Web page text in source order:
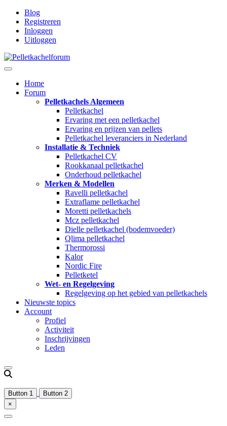
Blog
Registreren
Inloggen
Uitloggen
Home
Forum
Pelletkachels Algemeen
Pelletkachel
Ervaring met een pelletkachel
Ervaring en prijzen van pellets
Pelletkachel leveranciers in Nederland
Installatie & Techniek
Pelletkachel CV
Rookkanaal pelletkachel
Onderhoud pelletkachel
Merken & Modellen
Ravelli pelletkachel
Extraflame pelletkachel
Moretti pelletkachels
Mcz pelletkachel
Dielle pelletkachel (bodemvoeder)
Qlima pelletkachel
Thermorossi
Kalor
Nordic Fire
Pelletketel
Wet- en Regelgeving
Regelgeving op het gebied van pelletkachels
Nieuwste topics
Account
Profiel
Activiteit
Inschrijvingen
Leden
Button 1
Button 2
×